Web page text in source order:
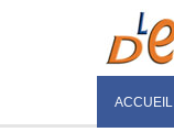
ACCUEIL